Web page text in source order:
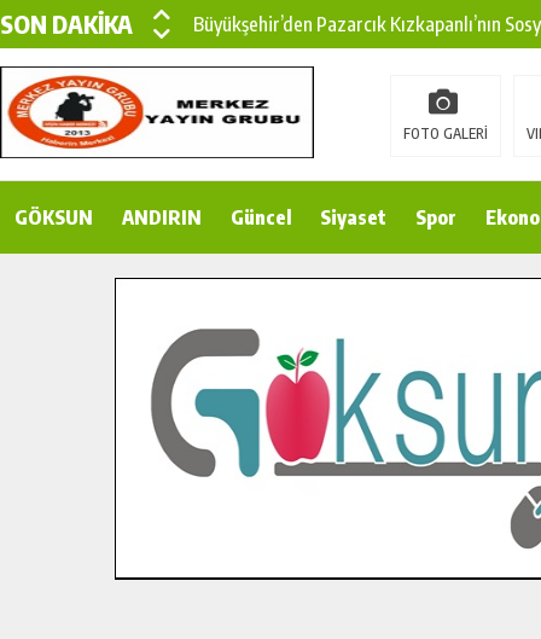
SON DAKİKA
Büyükşehir’den Pazarcık Kızkapanlı’nın
Büyükşehir’den Pazarcık Kırsalına Modern
Çin’den KSÜ’ye Uluslararası Başarı:
Gençler Pusula Maraş Kampında Yeni
İlçe Jandarma Komutanı Karakaya’dan
Bertiz’in Yeni Köprüsünde Sona Doğru.
FOTO GALERİ
GÖKSUN ANDIRIN Güncel Siyaset Spor